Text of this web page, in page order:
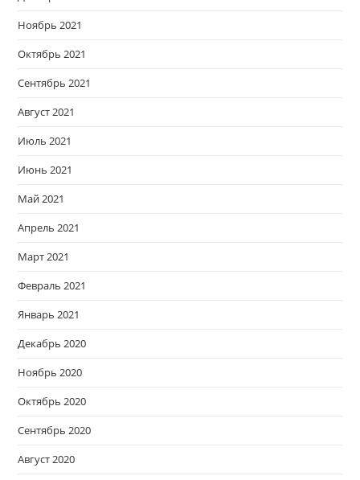
Ноябрь 2021
Октябрь 2021
Сентябрь 2021
Август 2021
Июль 2021
Июнь 2021
Май 2021
Апрель 2021
Март 2021
Февраль 2021
Январь 2021
Декабрь 2020
Ноябрь 2020
Октябрь 2020
Сентябрь 2020
Август 2020